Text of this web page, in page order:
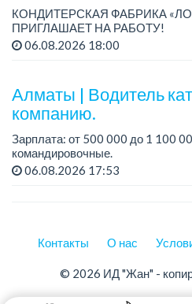
КОНДИТЕРСКАЯ ФАБРИКА
ПРИГЛАШАЕТ НА РАБОТУ!
График работы: сменный.
06.08.2026 18:00
Алматы | Водитель
компанию.
Зарплата: от 500 000 до 1 100
командировочные.
Условия: постоянная занятость,
качественную работу,
06.08.2026 17:53
Контакты О нас
© 2026 ИД "Жан" -